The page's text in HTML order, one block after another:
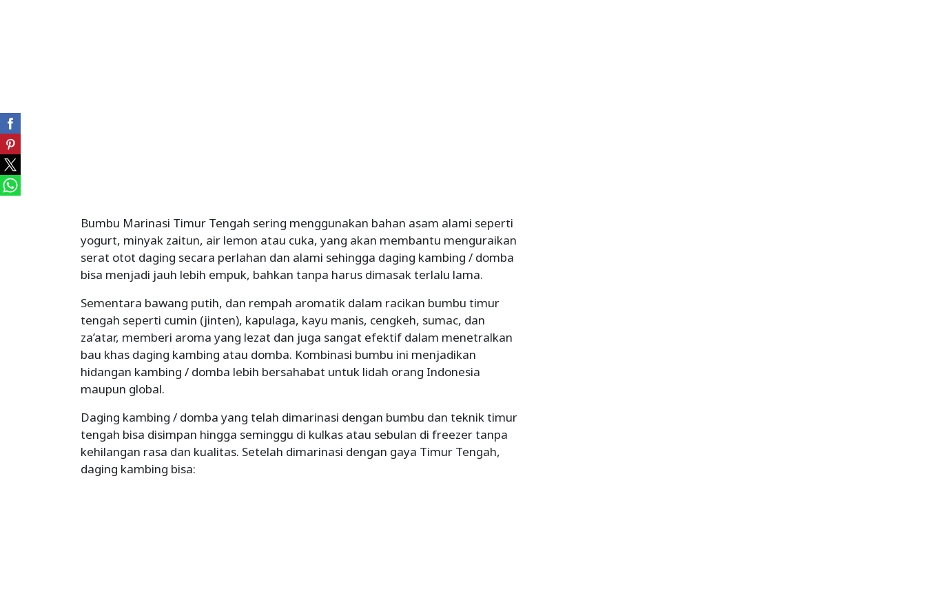
Bumbu Marinasi Timur Tengah sering menggunakan bahan asam alami seperti
yogurt, minyak zaitun, air lemon atau cuka, yang akan membantu menguraikan
serat otot daging secara perlahan dan alami sehingga daging kambing / domba
bisa menjadi jauh lebih empuk, bahkan tanpa harus dimasak terlalu lama.
Sementara bawang putih, dan rempah aromatik dalam racikan bumbu timur
tengah seperti cumin (jinten), kapulaga, kayu manis, cengkeh, sumac, dan
za’atar, memberi aroma yang lezat dan juga sangat efektif dalam menetralkan
bau khas daging kambing atau domba. Kombinasi bumbu ini menjadikan
hidangan kambing / domba lebih bersahabat untuk lidah orang Indonesia
maupun global.
Daging kambing / domba yang telah dimarinasi dengan bumbu dan teknik timur
tengah bisa disimpan hingga seminggu di kulkas atau sebulan di freezer tanpa
kehilangan rasa dan kualitas. Setelah dimarinasi dengan gaya Timur Tengah,
daging kambing bisa: